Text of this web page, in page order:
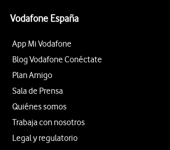
Vodafone España
App Mi Vodafone
Blog Vodafone Conéctate
Plan Amigo
Sala de Prensa
Quiénes somos
Trabaja con nosotros
Legal y regulatorio